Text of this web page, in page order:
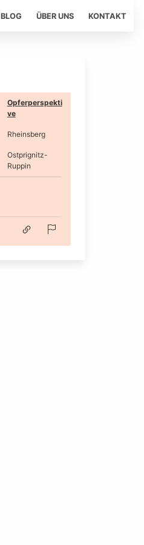
BLOG ÜBER UNS KONTAKT
Opferperspekti
ve
Rheinsberg
Ostprignitz-
Ruppin